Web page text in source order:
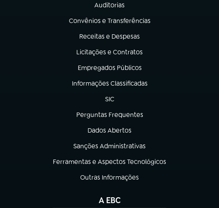
Auditorias
(abre em nova aba)
Convênios e Transferências
(abre em nova aba)
Receitas e Despesas
(abre em nova aba)
Licitações e Contratos
(abre em nova aba)
Empregados Públicos
(abre em nova aba)
Informações Classificadas
(abre em nova aba)
SIC
(abre em nova aba)
Perguntas Frequentes
(abre em nova aba)
Dados Abertos
(abre em nova aba)
Sanções Administrativas
(abre em nova aba)
Ferramentas e Aspectos Tecnológicos
(abre em nova aba)
Outras Informações
(abre em nova aba)
A EBC